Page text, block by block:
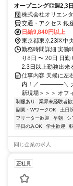
オープニング◎週2,3
株式会社オリエン
交通・アクセス 銀
◎
日給9,840円以上
東京都東京23区中
勤務時間詳細 実働
り8日 〜 20日 日
2.3日以上勤務出来
仕事内容 天候に左
内！／ ――――＼
新現場＞＞＞ オ
制服あり 業界未経験者歓
副業・WワークOK
土日
フリーター歓迎
早朝 シ
平日のみOK
学生歓迎
同じ企業の求人
正社員